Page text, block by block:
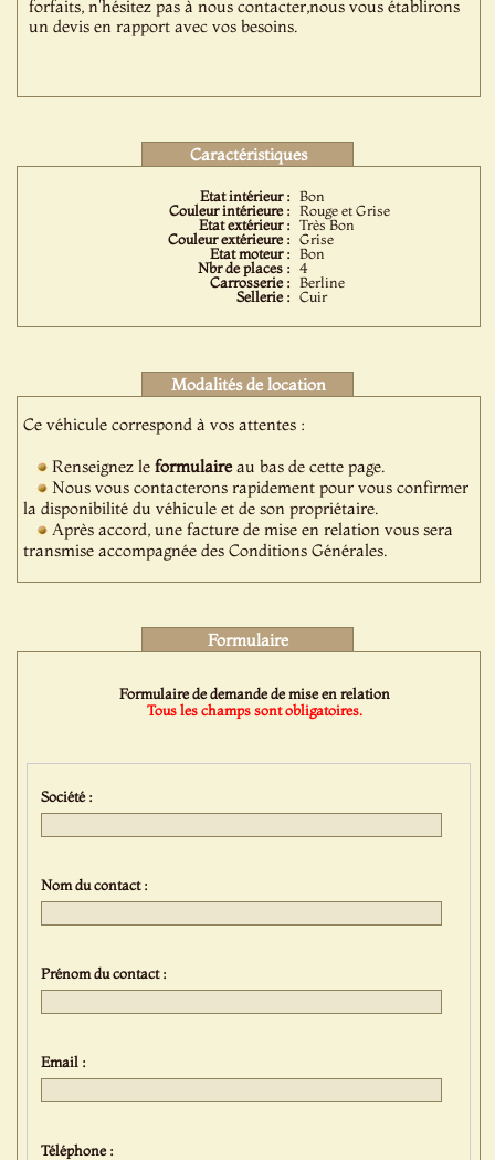
forfaits, n'hésitez pas à nous contacter,nous vous établirons
un devis en rapport avec vos besoins.
Caractéristiques
Etat intérieur : Bon
Couleur intérieure : Rouge et Grise
Etat extérieur : Très Bon
Couleur extérieure : Grise
Etat moteur : Bon
Nbr de places : 4
Carrosserie : Berline
Sellerie : Cuir
Modalités de location
Ce véhicule correspond à vos attentes :
Renseignez leformulaireau bas de cette page.
Nous vous contacterons rapidement pour vous confirmer
la disponibilité du véhicule et de son propriétaire.
Après accord, une facture de mise en relation vous sera
transmise accompagnée des Conditions Générales.
Formulaire
Formulaire de demande de mise en relation
Tous les champs sont obligatoires.
Société :
Nom du contact :
Prénom du contact :
Email :
Téléphone :